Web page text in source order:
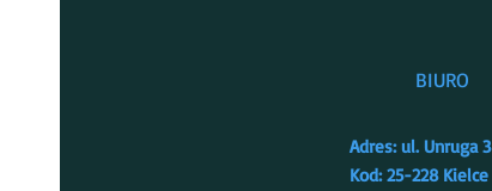
BIURO
Adres: ul. Unruga 3
Kod: 25-228 Kielce